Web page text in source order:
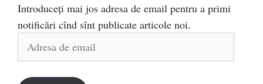
Introduceți mai jos adresa de email pentru a primi
notificări cînd sînt publicate articole noi.